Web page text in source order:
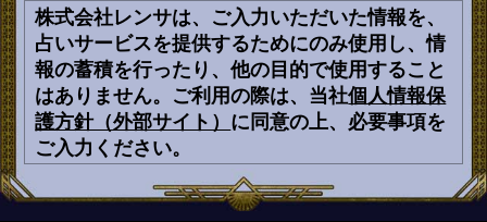
株式会社レンサは、ご入力いただいた情報を、
占いサービスを提供するためにのみ使用し、情
報の蓄積を行ったり、他の目的で使用すること
はありません。ご利用の際は、当社個人情報保
護方針（外部サイト） に同意の上、必要事項を
ご入力ください。